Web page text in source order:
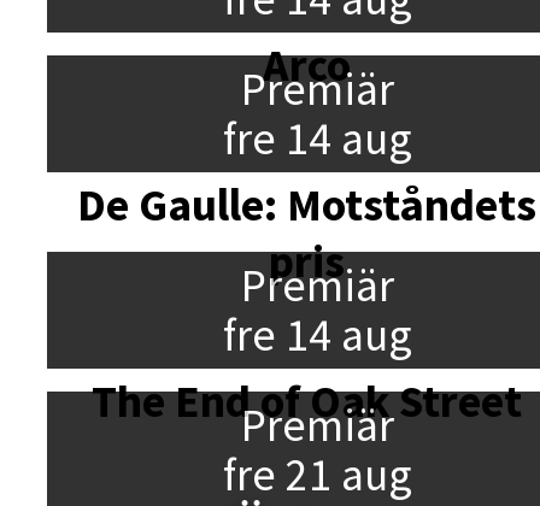
Arco
Premiär
fre 14 aug
De Gaulle: Motståndets
pris
Premiär
fre 14 aug
The End of Oak Street
Premiär
fre 21 aug